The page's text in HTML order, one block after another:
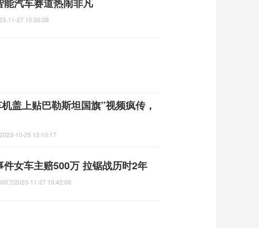
11-27 15:36:38
盖上贴巴勒斯坦国旗”视频疯传，
2023-10-25 13:10:17
女车主赔500万 拉锯战历时2年
万2023-11-27 15:42:06